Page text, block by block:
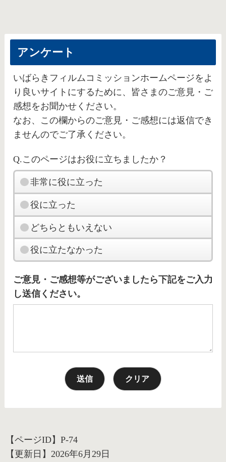
アンケート
いばらきフィルムコミッションホームページをよ
り良いサイトにするために、皆さまのご意見・ご
感想をお聞かせください。
なお、この欄からのご意見・ご感想には返信でき
ませんのでご了承ください。
Q.このページはお役に立ちましたか？
非常に役に立った
役に立った
どちらともいえない
役に立たなかった
ご意見・ご感想等がございましたら下記をご入力
し送信ください。
【ページID】P-74
【更新日】 2026年6月29日